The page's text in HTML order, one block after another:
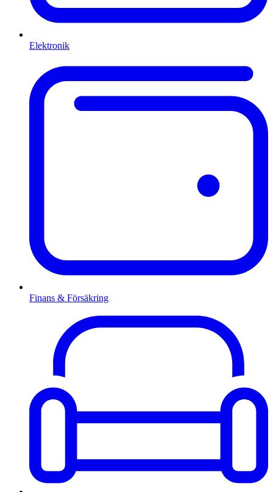
Elektronik
Finans & Försäkring